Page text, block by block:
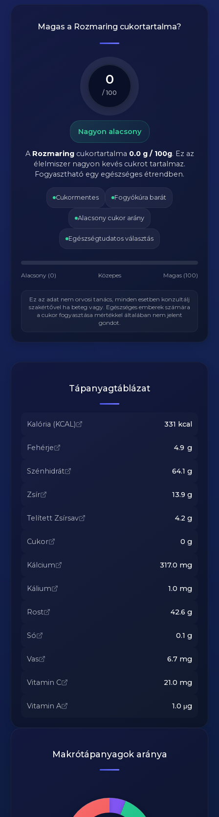
Magas a Rozmaring cukortartalma?
0
/ 100
Nagyon alacsony
A Rozmaringcukortartalma 0.0 g / 100g. Ez az
élelmiszer nagyon kevés cukrot tartalmaz.
Fogyasztható egy egészséges étrendben.
Cukormentes Fogyókúra barát
Alacsony cukor arány
Egészségtudatos választás
Alacsony (0) Közepes Magas (100)
Ez az adat nem orvosi tanács, minden esetben konzultálj
szakértővel ha beteg vagy. Egészséges emberek számára
a cukor fogyasztása mértékkel általában nem jelent
gondot.
Tápanyagtáblázat
Kalória (KCAL) 331 kcal
Fehérje 4.9 g
Szénhidrát 64.1 g
Zsír 13.9 g
Telített Zsírsav 4.2 g
Cukor 0 g
Kálcium 317.0 mg
Kálium 1.0 mg
Rost 42.6 g
Só 0.1 g
Vas 6.7mg
Vitamin C 21.0 mg
Vitamin A 1.0 μg
Makrótápanyagok aránya